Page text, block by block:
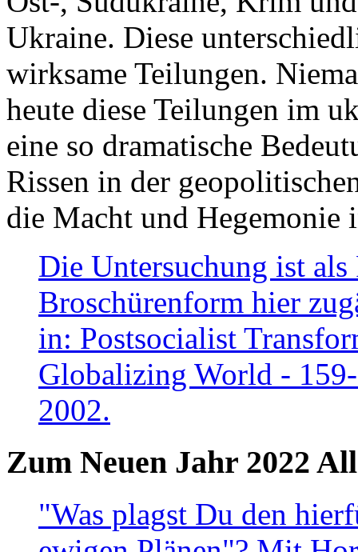
Ukraine. Diese
wirksame Teilungen.
heute diese Teilungen im
eine so dramatische
Rissen in der
die Macht und Hegemonie
Die Untersuchung ist
Broschürenform hier
in: Postsocialist
Globalizing World -
2002.
Zum Neuen Jahr 2022
"Was plagst Du den